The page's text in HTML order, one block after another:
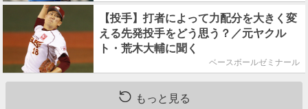
【投手】打者によって力配分を大きく変
える先発投手をどう思う？／元ヤクル
ト・荒木大輔に聞く
ベースボールゼミナール
もっと見る